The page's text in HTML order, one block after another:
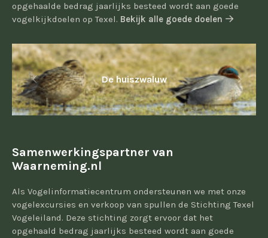
opgehaalde bedrag jaarlijks besteed wordt aan goede
vogelkijkdoelen op Texel. Bekijk alle goede doelen
De huiszwaluw
Samenwerkingspartner van
Waarneming.nl
Als Vogelinformatiecentrum ondersteunen we met onze
vogelexcursies en verkoop van spullen de Stichting Texel
Vogeleiland. Deze stichting zorgt ervoor dat het
opgehaald bedrag jaarlijks besteed wordt aan goede